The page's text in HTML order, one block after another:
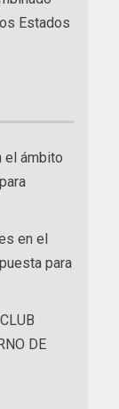
Estados
el ámbito
en el
para
DE